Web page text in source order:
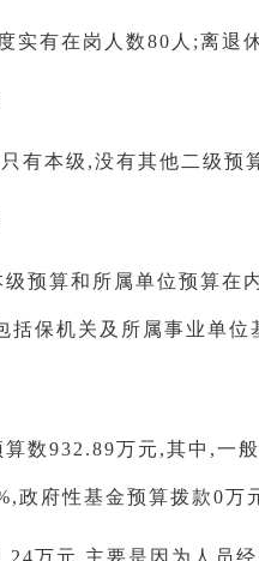
实有在岗人数80人;离退
有本级,没有其他二级预
预算和所属单位预算在
括保机关及所属事业单位
数932.89万元,其中,一
政府性基金预算拨款0万
万元,主要是因为人员